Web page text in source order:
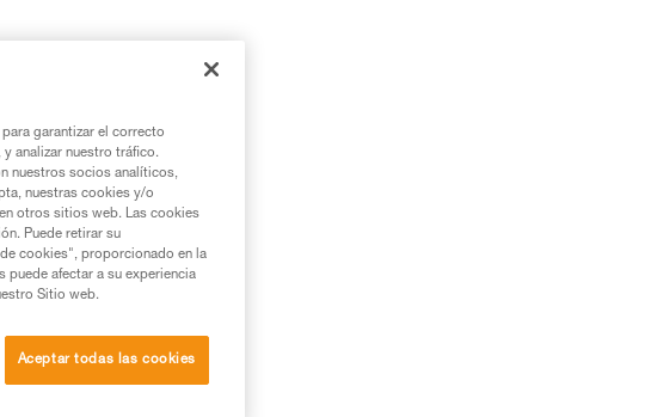
garantizar el correcto
analizar nuestro tráfico.
nuestros socios analíticos,
nuestras cookies y/o
otros sitios web. Las cookies
Puede retirar su
cookies", proporcionado en la
puede afectar a su experiencia
Sitio web.
Aceptar todas las cookies